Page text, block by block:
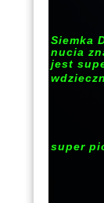
Siemka
nucia
jest
super